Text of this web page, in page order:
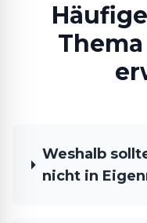
Weshalb
nicht in